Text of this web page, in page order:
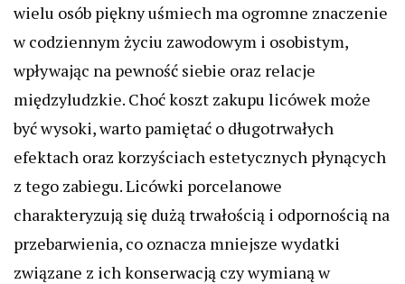
wielu osób piękny uśmiech ma ogromne znaczenie
w codziennym życiu zawodowym i osobistym,
wpływając na pewność siebie oraz relacje
międzyludzkie. Choć koszt zakupu licówek może
być wysoki, warto pamiętać o długotrwałych
efektach oraz korzyściach estetycznych płynących
z tego zabiegu. Licówki porcelanowe
charakteryzują się dużą trwałością i odpornością na
przebarwienia, co oznacza mniejsze wydatki
związane z ich konserwacją czy wymianą w